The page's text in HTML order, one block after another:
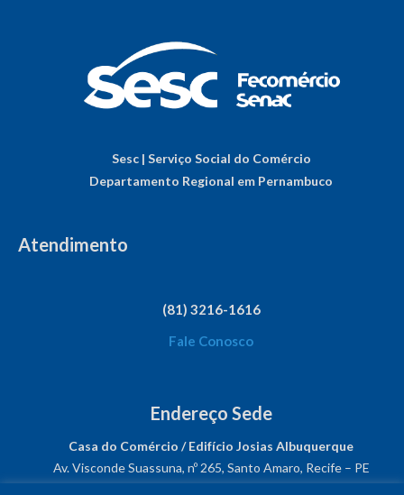
Sesc | Serviço Social do Comércio
Departamento Regional em Pernambuco
Atendimento
(81) 3216-1616
Fale Conosco
Endereço Sede
Casa do Comércio / Edifício Josias Albuquerque
Av. Visconde Suassuna, nº 265, Santo Amaro, Recife – PE